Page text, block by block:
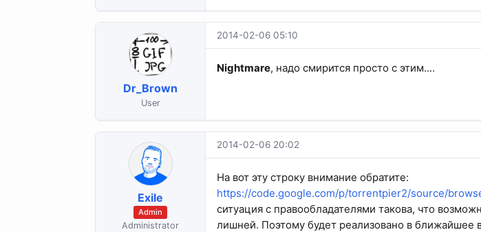
Dr_Brown
User
2014-02-06 05:10
Nightmare, надо смирится просто с этим....
Exile
Admin
Administrator
2014-02-06 20:02
На вот эту строку внимание обратите:
https://code.google.com/p/torrentpier2/source/
ситуация с правообладателями такова, что
лишней. Поэтому будет реализовано в ближайшее